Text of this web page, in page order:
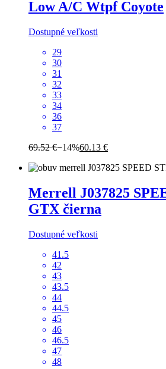
Low A/C Wtpf Coyote
Dostupné veľkosti
29
30
31
32
33
34
36
37
69.52 €−14%60.13 €
Merrell J037825
GTX čierna
Dostupné veľkosti
41.5
42
43
43.5
44
44.5
45
46
46.5
47
48